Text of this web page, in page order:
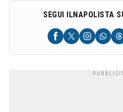
SEGUI ILNAPOLISTA